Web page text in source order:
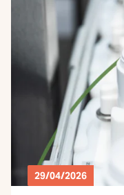
29/04/2026